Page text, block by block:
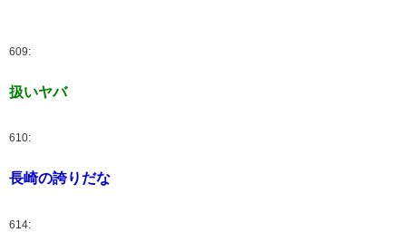
609:
扱いヤバ
610:
長崎の誇りだな
614: